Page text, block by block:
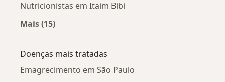
Nutricionistas em Itaim Bibi
Mais (15)
Doenças mais tratadas
Emagrecimento em São Paulo